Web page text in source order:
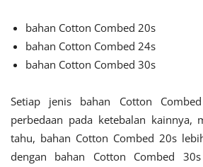
bahan Cotton Combed 20s
bahan Cotton Combed 24s
bahan Cotton Combed 30s
Setiap jenis bahan Cotton
perbedaan pada ketebalan kainnya,
tahu, bahan Cotton Combed 20s
dengan bahan Cotton Combed